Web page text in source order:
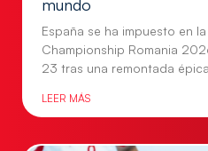
mundo
España se ha impuesto en
Championship Romania
23 tras una remontada épica
LEER MÁS